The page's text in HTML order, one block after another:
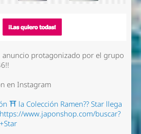
anuncio protagonizado por el grupo
en Instagram
⛩️ la Colección Ramen?? Star llega
www.japonshop.com/buscar?